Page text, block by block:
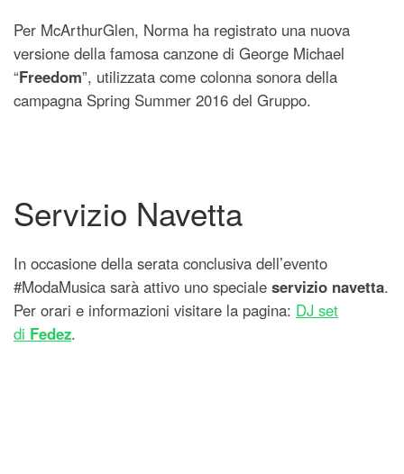
Per McArthurGlen, Norma ha registrato una nuova
versione della famosa canzone di George Michael
“Freedom”, utilizzata come colonna sonora della
campagna Spring Summer 2016 del Gruppo.
Servizio Navetta
In occasione della serata conclusiva dell’evento
#ModaMusica sarà attivo uno speciale servizio navetta.
Per orari e informazioni visitare la pagina: DJ set
di Fedez.